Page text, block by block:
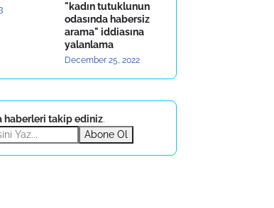
"kadın tutuklunun
odasında habersiz
arama" iddiasına
yalanlama
December 25, 2022
haberleri takip ediniz.
Abone Ol